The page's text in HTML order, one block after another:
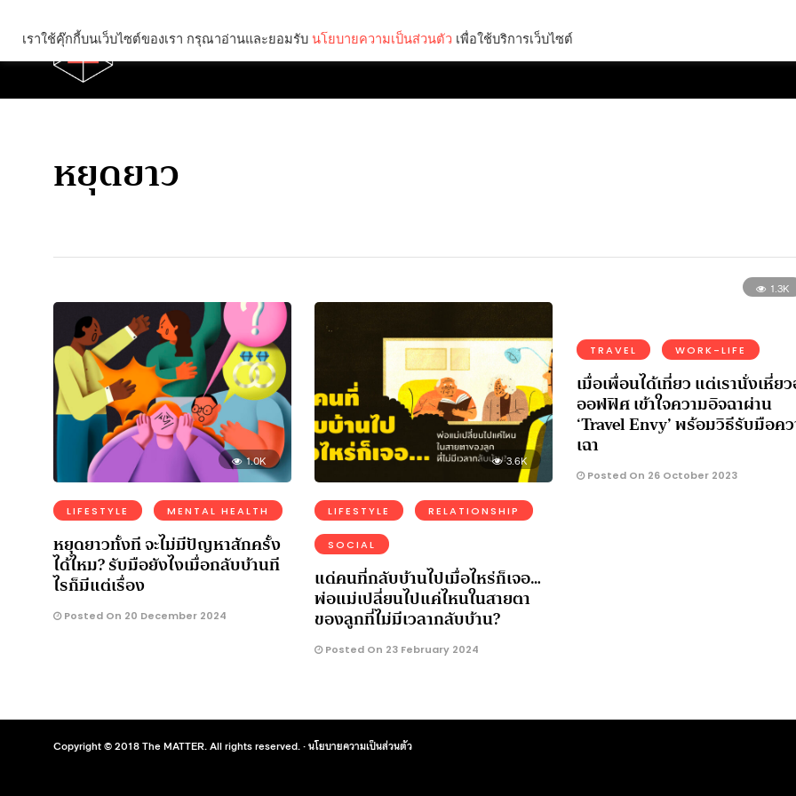
หยุดยาว
1.0K
LIFESTYLE MENTAL HEALTH
หยุดยาวทั้งที จะไม่มีปัญหาสักครั้ง
ได้ไหม? รับมือยังไงเมื่อกลับบ้านที
ไรก็มีแต่เรื่อง
Posted On 20 December 2024
3.6K
LIFESTYLE RELATIONSHIP
SOCIAL
แด่คนที่กลับบ้านไปเมื่อไหร่ก็เจอ…
พ่อแม่เปลี่ยนไปแค่ไหนในสายตา
ของลูกที่ไม่มีเวลากลับบ้าน?
Posted On 23 February 2024
1.3K
TRAVEL WORK-LIFE
เมื่อเพื่อนได้เที่ยว แต่เรานั่งเหี่ย
ออฟฟิศ เข้าใจความอิจฉาผ่าน
‘Travel Envy’ พร้อมวิธีรับมือค
เฉา
Posted On 26 October 2023
Copyright © 2018 The MATTER. All rights reserved. ·นโยบายความเป็นส่วนตัว
เราใช้คุ๊กกี้บนเว็บไซต์ของเรา กรุณาอ่านและยอมรับ นโยบายความเป็นส่วนตัว เพื่อใช้บริการเว็บไซต์